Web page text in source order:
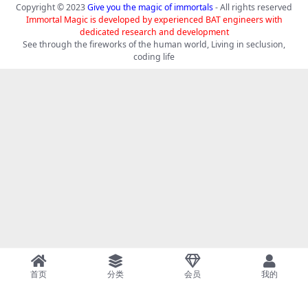
Copyright © 2023Give you the magic of immortals- All rights reserved
Immortal Magic is developed by experienced BAT engineers with
dedicated research and development
See through the fireworks of the human world, Living in seclusion,
coding life
首页 分类 会员 我的